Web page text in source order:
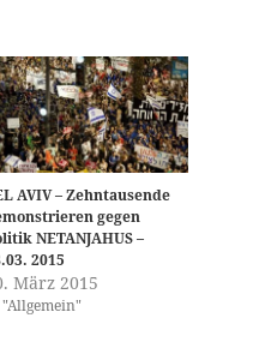
AVIV – Zehntausende
gegen
NETANJAHUS –
2015
März 2015